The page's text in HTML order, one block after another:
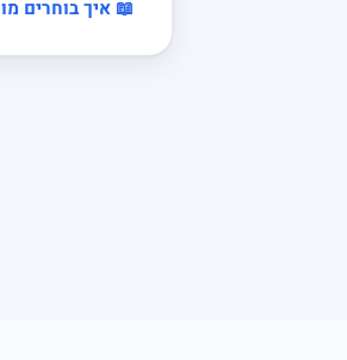
📖 איך בוחרים